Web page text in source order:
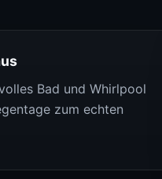
Bad und Whirlpool
zum echten